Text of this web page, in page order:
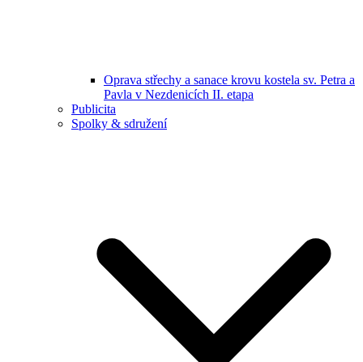
Oprava střechy a sanace krovu kostela sv. Petra a
Pavla v Nezdenicích II. etapa
Publicita
Spolky & sdružení